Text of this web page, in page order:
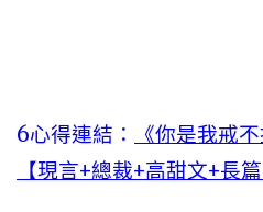
6心得連結：
《你是我戒
【現言+總裁+高甜文+長